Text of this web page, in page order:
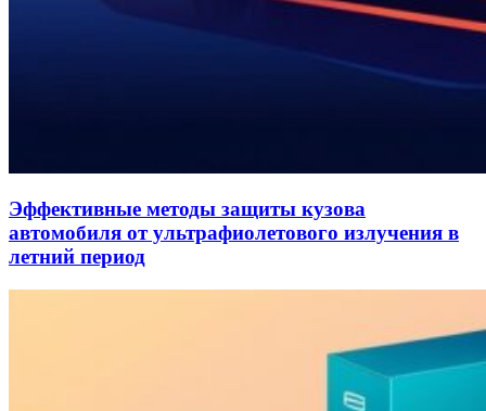
Эффективные методы защиты кузова
автомобиля от ультрафиолетового излучения в
летний период